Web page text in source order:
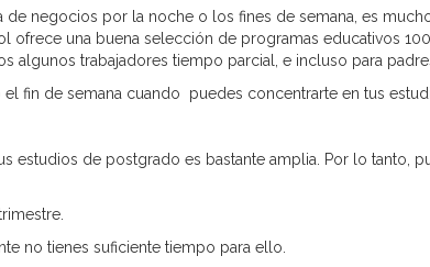
negocios por la noche o los fines de semana, es
ofrece una buena selección de programas educativos
trabajadores tiempo parcial, e incluso para
fin de semana cuando puedes concentrarte en tus
estudios de postgrado es bastante amplia. Por lo tanto,
no tienes suficiente tiempo para ello.